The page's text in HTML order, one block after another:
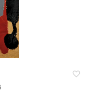
favorite_border